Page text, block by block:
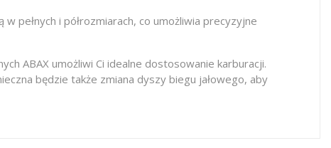
pełnych i półrozmiarach, co umożliwia precyzyjne
ABAX umożliwi Ci idealne dostosowanie karburacji.
będzie także zmiana dyszy biegu jałowego, aby